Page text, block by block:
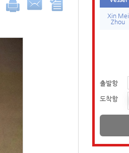
Xin Mei
Zhou
출발항
도착항